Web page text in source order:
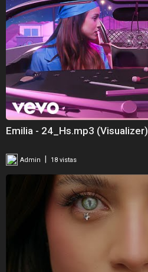
Emilia - 24_Hs.mp3 (Visualizer)
Admin 18 vistas